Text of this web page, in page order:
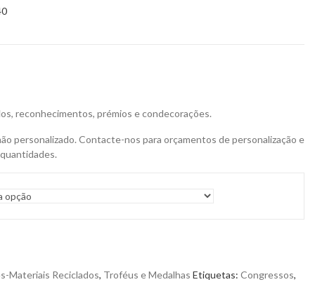
reconhecimentos, prémios e condecorações.
personalizado. Contacte-nos para orçamentos de personalização e
Materiais Reciclados, Troféus e Medalhas Etiquetas: Congressos,